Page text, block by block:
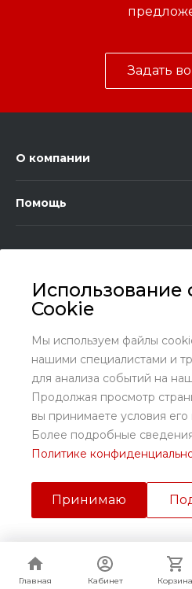
Использование
Cookie
Мы используем файлы
нашими специалистами и
для анализа событий на
Продолжая просмотр
вы принимаете условия его
Более подробные
Политике
Принимаю
Главная Кабинет Корзина
Главная Кабинет Корзина
Задать
О компании
Помощь
Ростовская обл.,
© 2026 ПК «Кундрат»,